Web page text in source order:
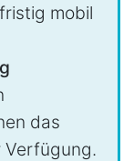
mobil
das
Verfügung.